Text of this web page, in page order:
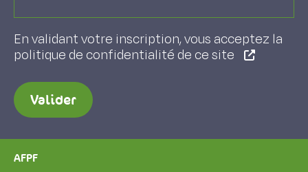
En validant votre inscription, vous acceptez la
politique de confidentialité de ce site
Valider
AFPF